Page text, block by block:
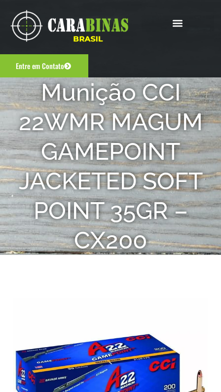
Entre em Contato
Munição CCI
22WMR MAGUM
GAMEPOINT
JACKETED SOFT
POINT 35GR –
CX200